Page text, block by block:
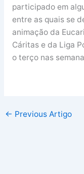
participado em
entre as quais se
animação da
Cáritas e da Liga
o terço nas
← Previous Artigo